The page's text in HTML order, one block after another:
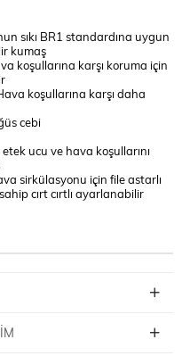
sıkı BR1 standardına uygun
kumaş
koşullarına karşı koruma için
koşullarına karşı daha
cebi
ucu ve hava koşullarını
sirkülasyonu için file astarlı
cırt cırtlı ayarlanabilir